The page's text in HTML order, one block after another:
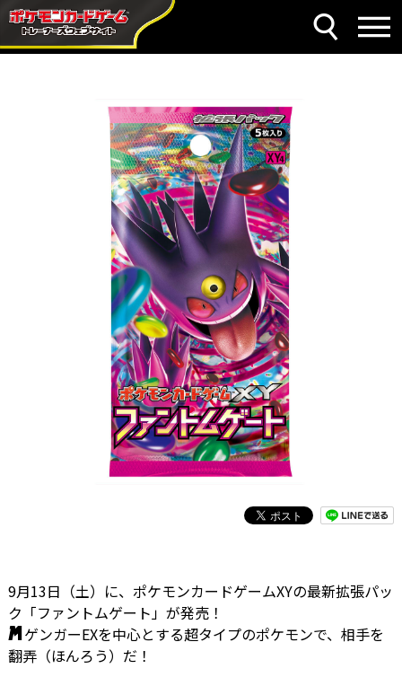
9月13日（土）に、ポケモンカードゲームXYの最新拡張パッ
ク「ファントムゲート」が発売！
ゲンガーEXを中心とする超タイプのポケモンで、相手を
翻弄（ほんろう）だ！